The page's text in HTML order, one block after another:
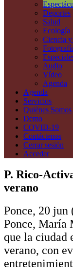
Deportes
Salud
Ecología
Ciencia
Audio
Vídeo
Agenda
Agenda
Servicios
Quiénes Somos
Demo
COVID-19
Contáctenos
Cerrar sesión
Acceder
P. Rico-
verano
Ponce, 20 jun
Ponce, María
que la ciudad
verano, con